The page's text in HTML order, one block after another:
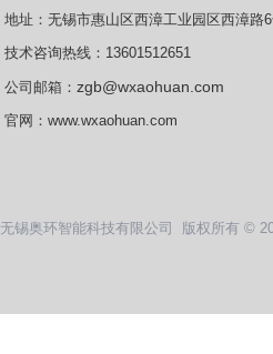
地址：无锡市惠山区西漳工业园区西漳路
技术咨询热线：13601512651
公司邮箱： zgb@wxaohuan.com
官网： www.wxaohuan.com
无锡奥环智能科技有限公司 版权所有 ©